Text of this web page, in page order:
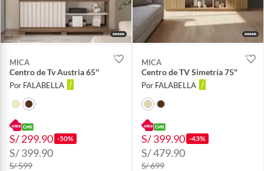
MICA
Centro de Tv Austria 65''
Por FALABELLA
S/ 299.90 -50%
S/ 399.90
S/ 599
MICA
Centro de TV Simetría 75"
Por FALABELLA
S/ 399.90 -43%
S/ 479.90
S/ 699